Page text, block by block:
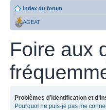
Index du forum
AGEAT
Foire aux
Problèmes d’identification et
Pourquoi ne puis-je pas me